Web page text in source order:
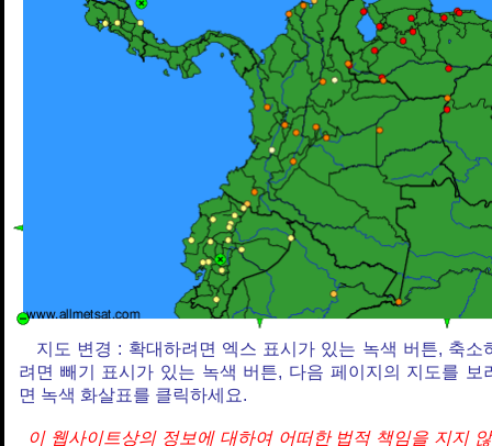
지도 변경 : 확대하려면 엑스 표시가 있는 녹색 버튼, 축소
려면 빼기 표시가 있는 녹색 버튼, 다음 페이지의 지도를 보
면 녹색 화살표를 클릭하세요.
이 웹사이트상의 정보에 대하여 어떠한 법적 책임을 지지